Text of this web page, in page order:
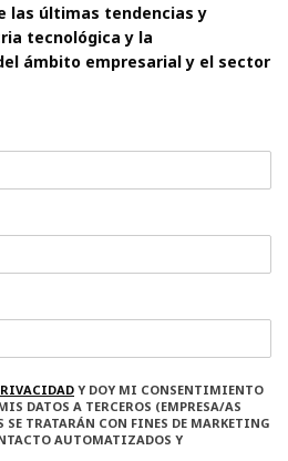
las últimas tendencias y
tecnológica y la
ámbito empresarial y el sector
Y DOY MI CONSENTIMIENTO
DATOS A TERCEROS (EMPRESA/AS
SE TRATARÁN CON FINES DE MARKETING
AUTOMATIZADOS Y